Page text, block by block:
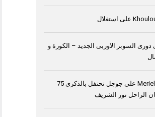
على استغلال
دورى السوبر الاوربى الجديد – الكورة و
على
جوجل تحتفل بالذكرى 75
الراحل نور الشريف